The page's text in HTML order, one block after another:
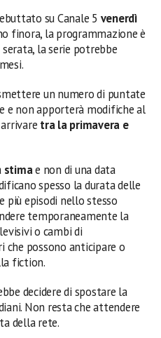
su Canale 5 venerdì
finora, la programmazione è
la serie potrebbe
un numero di puntate
e non apporterà modifiche al
tra la primavera e
stimae non di una data
spesso la durata delle
più episodi nello stesso
temporaneamente la
o cambi di
possono anticipare o
fiction.
decidere di spostare la
Non resta che attendere
della rete.